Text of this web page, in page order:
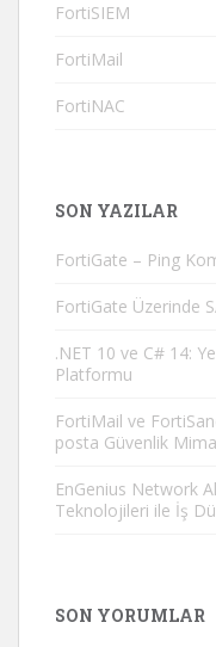
FortiSIEM
FortiMail
FortiNAC
SON YAZILAR
FortiGate – Ping
FortiGate Üzerinde
.NET 10 ve C# 14:
Platformu
FortiMail ve
posta Güvenlik
EnGenius Network
Teknolojileri ile İş
SON YORUMLAR